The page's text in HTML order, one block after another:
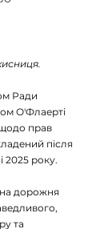
Ради
О'Флаерті
прав
після
2025 року.
дорожня
та